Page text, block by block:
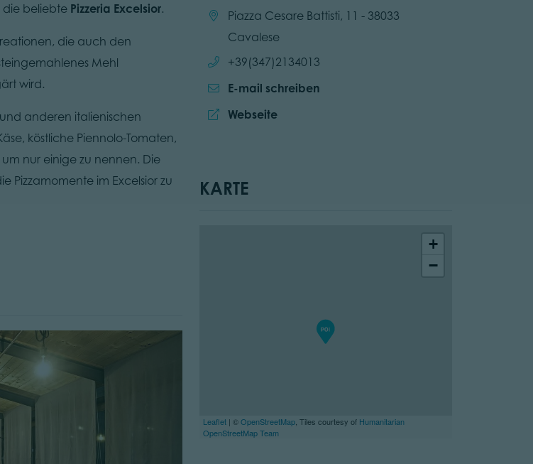
die beliebte Pizzeria Excelsior.
die auch den
Mehl
wird.
anderen italienischen
köstliche Piennolo-Tomaten,
nur einige zu nennen. Die
Pizzamomente im Excelsior zu
Ort:
Piazza Cesare Battisti, 11 - 38033
Cavalese
Anrufen:
+39(347)2134013
E-mail schreiben
Website:
Webseite
KARTE
+
−
Leaflet | ©OpenStreetMap , Tiles courtesy of Humanitarian
OpenStreetMap Team